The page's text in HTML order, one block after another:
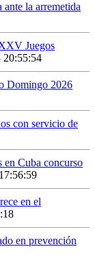
la arremetida
Juegos
20:55:54
Domingo 2026
con servicio de
Cuba concurso
en el
en prevención